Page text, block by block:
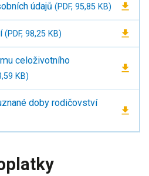
údajů(PDF, 95,85 KB)
(PDF, 98,25 KB)
celoživotního
KB)
doby rodičovství